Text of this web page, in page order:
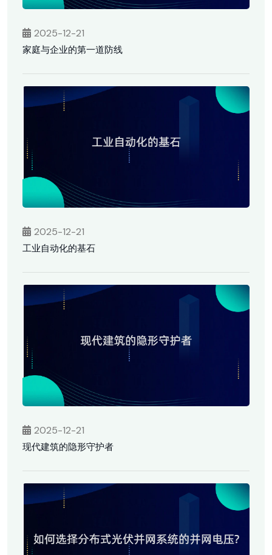
2025-12-21
家庭与企业的第一道防线
2025-12-21
工业自动化的基石
2025-12-21
现代建筑的隐形守护者